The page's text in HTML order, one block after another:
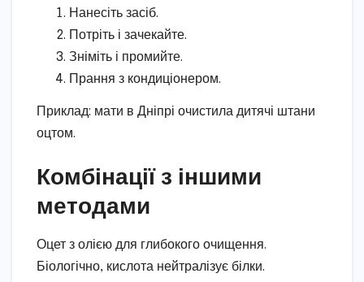
Нанесіть засіб.
Потріть і зачекайте.
Зніміть і промийте.
Прання з кондиціонером.
Приклад: мати в Дніпрі очистила дитячі штани
оцтом.
Комбінації з іншими
методами
Оцет з олією для глибокого очищення.
Біологічно, кислота нейтралізує білки.